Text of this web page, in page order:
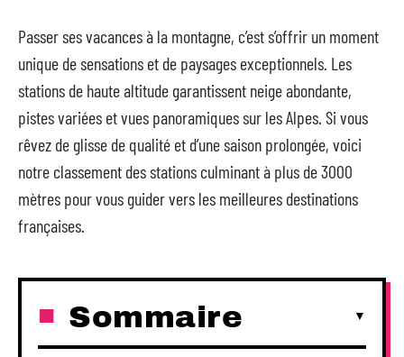
Passer ses vacances à la montagne, c’est s’offrir un moment
unique de sensations et de paysages exceptionnels. Les
stations de haute altitude garantissent neige abondante,
pistes variées et vues panoramiques sur les Alpes. Si vous
rêvez de glisse de qualité et d’une saison prolongée, voici
notre classement des stations culminant à plus de 3000
mètres pour vous guider vers les meilleures destinations
françaises.
Sommaire